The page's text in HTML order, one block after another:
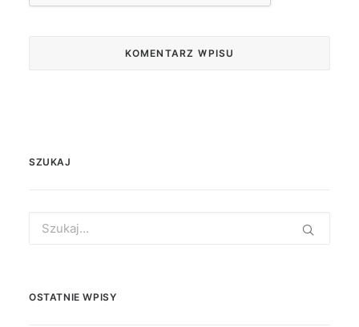
SZUKAJ
for:
OSTATNIE WPISY